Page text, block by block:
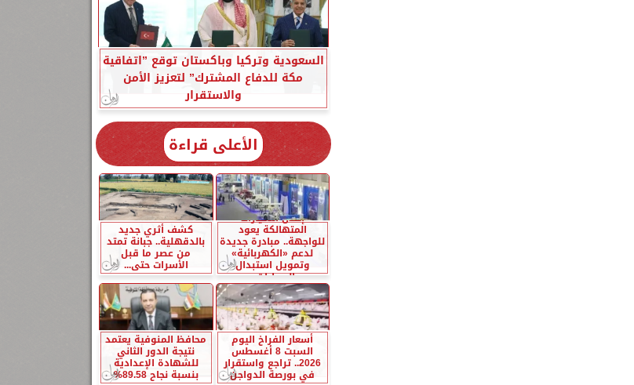
السعودية وتركيا وباكستان توقع ”اتفاقية
مكة للدفاع المشترك” لتعزيز الأمن
والاستقرار
الأعلى قراءة
إحلال السيارات
المتهالكة يعود
للواجهة.. مبادرة جديدة
لدعم «الكهربائية»
وتمويل استبدال
السيارات...
كشف أثري جديد
بالدقهلية.. جبانة تمتد
من عصر ما قبل
الأسرات حتى...
أسعار الفراخ اليوم
السبت 8 أغسطس
2026.. تراجع واستقرار
في بورصة الدواجن
محافظ المنوفية يعتمد
نتيجة الدور الثاني
للشهادة الإعدادية
بنسبة نجاح 89.58%